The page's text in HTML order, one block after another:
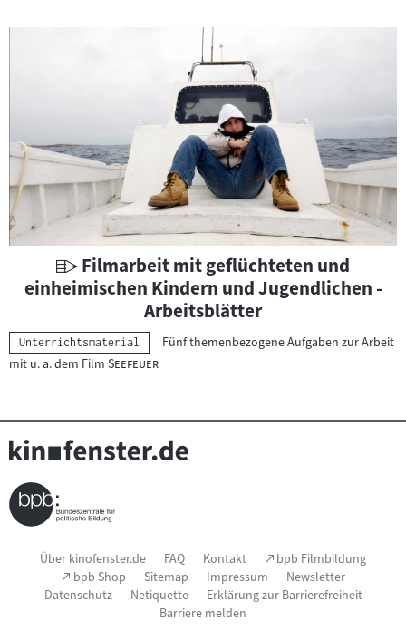
m
a
t
e
i
a
l
U
n
e
r
c
h
t
m
t
e
r
Filmarbeit mit geflüchteten und
einheimischen Kindern und Jugendlichen -
Arbeitsblätter
Kategorie:
Unterrichtsmaterial
Fünf themenbezogene Aufgaben zur Arbeit
mit u. a. dem Film "
Seefeuer"
Seitenfußnavigation
Über kinofenster.de FAQ Kontakt (Link
öffnet
im
neuen
bpb Filmbildung
(Link
öffnet
im
bpb Shop Sitemap Impressum
Newsletter
Datenschutz
Netiquette
Erklärung zur Barrierefreiheit
Barriere melden